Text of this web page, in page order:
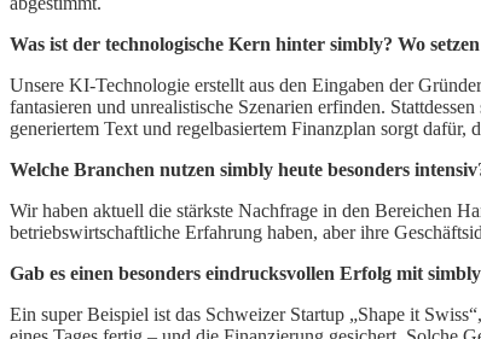
Was ist der technologische Kern hinter simbly? Wo
Unsere KI-Technologie erstellt aus den Eingaben der
fantasieren und unrealistische Szenarien erfinden.
generiertem Text und regelbasiertem Finanzplan sorgt
Welche Branchen nutzen simbly heute besonders
Wir haben aktuell die stärkste Nachfrage in den Bereichen
betriebswirtschaftliche Erfahrung haben, aber ihre
Gab es einen besonders eindrucksvollen Erfolg mit
Ein super Beispiel ist das Schweizer Startup „Shape it